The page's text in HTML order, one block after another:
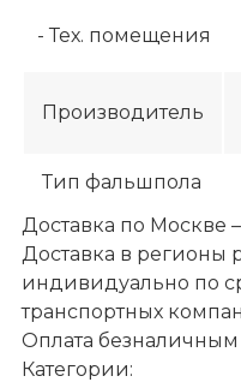
- Тех. помещения
Производитель
Тип фальшпола
Доставка по Москве
Доставка в регионы
индивидуально по
транспортных
Оплата
Категории: